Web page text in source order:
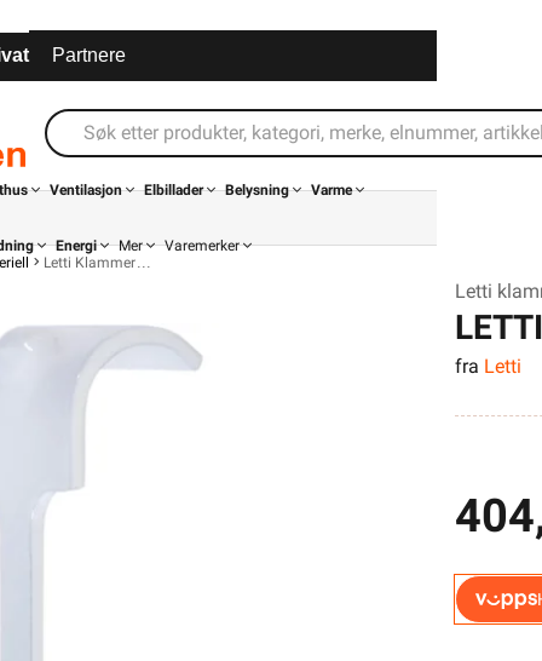
Partnere
Ventilasjon Elbillader Belysning Varme
Energi Mer
Varemerker
Letti Klammer
Letti
fra Letti